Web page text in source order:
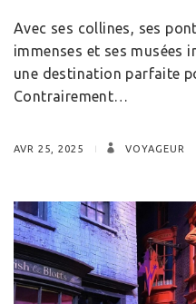
Avec ses collines, ses
immenses et ses musées
une destination parfaite
Contrairement…
AVR 25, 2025 VOYAGEUR